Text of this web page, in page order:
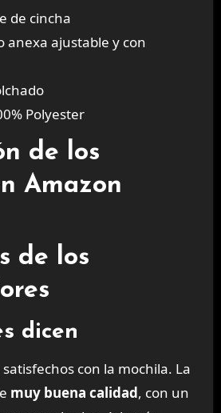
de cincha
anexa ajustable y con
Polyester
de los
Amazon
de los
dicen
con la mochila. La
muy buena calidad, con un